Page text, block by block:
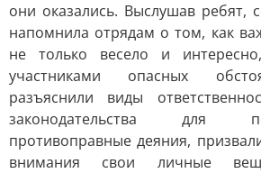
они оказались. Выслушав ребят,
напомнила отрядам о том, как
не только весело и
участниками опасных
разъяснили виды
законодательства для
противоправные деяния,
внимания свои личные